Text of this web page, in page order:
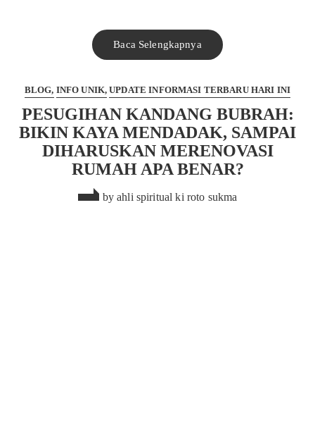
Baca Selengkapnya
BLOG INFO UNIK UPDATE INFORMASI TERBARU HARI INI
PESUGIHAN KANDANG BUBRAH:
BIKIN KAYA MENDADAK, SAMPAI
DIHARUSKAN MERENOVASI
RUMAH APA BENAR?
byahli spiritual ki roto sukma